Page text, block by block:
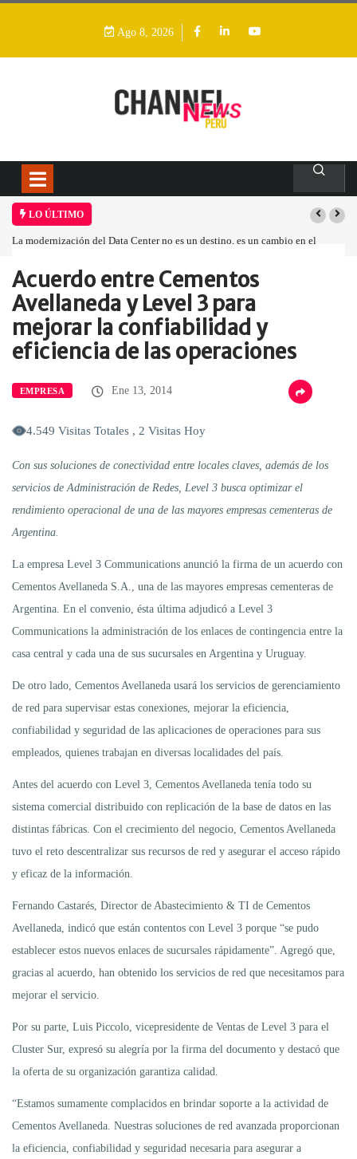
Ago 8, 2026
LO ÚLTIMO
La modernización del Data Center no es un destino, es un cambio en el
Home
Empresa Acuerdo entre Cementos…
Acuerdo entre Cementos
Avellaneda y Level 3 para
mejorar la confiabilidad y
eficiencia de las operaciones
EMPRESA Ene 13, 2014
4.549 Visitas Totales , 2 Visitas Hoy
Con sus soluciones de conectividad entre locales claves, además de los
servicios de Administración de Redes, Level 3 busca optimizar el
rendimiento operacional de una de las mayores empresas cementeras de
Argentina.
La empresa Level 3 Communications anunció la firma de un acuerdo con
Cementos Avellaneda S.A., una de las mayores empresas cementeras de
Argentina. En el convenio, ésta última adjudicó a Level 3
Communications la administración de los enlaces de contingencia entre la
casa central y cada una de sus sucursales en Argentina y Uruguay.
De otro lado, Cementos Avellaneda usará los servicios de gerenciamiento
de red para supervisar estas conexiones, mejorar la eficiencia,
confiabilidad y seguridad de las aplicaciones de operaciones para sus
empleados, quienes trabajan en diversas localidades del país.
Antes del acuerdo con Level 3, Cementos Avellaneda tenía todo su
sistema comercial distribuido con replicación de la base de datos en las
distintas fábricas. Con el crecimiento del negocio, Cementos Avellaneda
tuvo el reto descentralizar sus recursos de red y asegurar el acceso rápido
y eficaz de la información.
Fernando Castarés, Director de Abastecimiento & TI de Cementos
Avellaneda, indicó que están contentos con Level 3 porque “se pudo
establecer estos nuevos enlaces de sucursales rápidamente”. Agregó que,
gracias al acuerdo, han obtenido los servicios de red que necesitamos para
mejorar el servicio.
Por su parte, Luis Piccolo, vicepresidente de Ventas de Level 3 para el
Cluster Sur, expresó su alegría por la firma del documento y destacó que
la oferta de su organización garantiza calidad.
“Estamos sumamente complacidos en brindar soporte a la actividad de
Cementos Avellaneda. Nuestras soluciones de red avanzada proporcionan
la eficiencia, confiabilidad y seguridad necesaria para asegurar a